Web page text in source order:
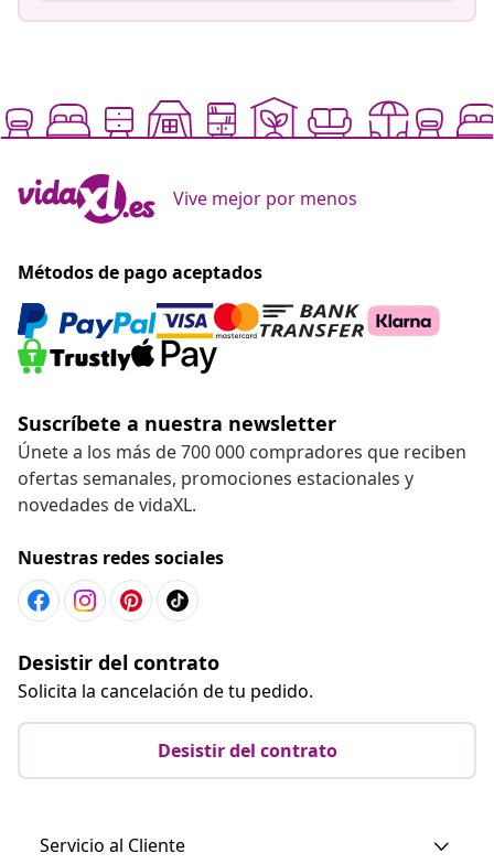
Vive mejor por menos
Métodos de pago aceptados
Suscríbete a nuestra newsletter
Únete a los más de 700 000 compradores que reciben
ofertas semanales, promociones estacionales y
novedades de vidaXL.
Nuestras redes sociales
Desistir del contrato
Solicita la cancelación de tu pedido.
Desistir del contrato
Servicio al Cliente